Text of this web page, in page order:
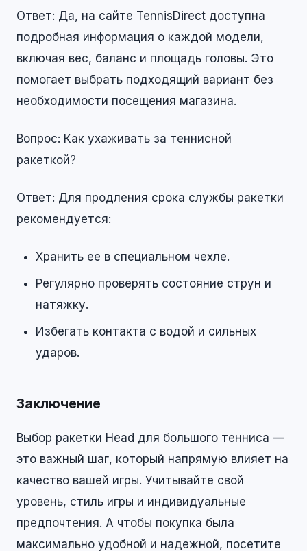
Ответ: Да, на сайте TennisDirect доступна
подробная информация о каждой модели,
включая вес, баланс и площадь головы. Это
помогает выбрать подходящий вариант без
необходимости посещения магазина.
Вопрос: Как ухаживать за теннисной
ракеткой?
Ответ: Для продления срока службы ракетки
рекомендуется:
Хранить ее в специальном чехле.
Регулярно проверять состояние струн и
натяжку.
Избегать контакта с водой и сильных
ударов.
Заключение
Выбор ракетки Head для большого тенниса —
это важный шаг, который напрямую влияет на
качество вашей игры. Учитывайте свой
уровень, стиль игры и индивидуальные
предпочтения. А чтобы покупка была
максимально удобной и надежной, посетите